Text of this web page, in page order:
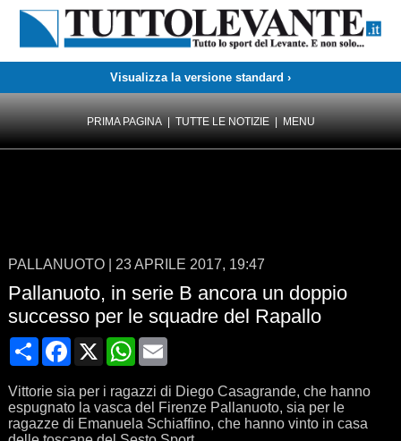
Visualizza la versione standard ›
PRIMA PAGINA| TUTTE LE NOTIZIE| MENU
PALLANUOTO| 23 APRILE 2017, 19:47
Pallanuoto, in serie B ancora un doppio
successo per le squadre del Rapallo
CondividiFacebook
X WhatsApp
Email
Vittorie sia per i ragazzi di Diego Casagrande, che hanno
espugnato la vasca del Firenze Pallanuoto, sia per le
ragazze di Emanuela Schiaffino, che hanno vinto in casa